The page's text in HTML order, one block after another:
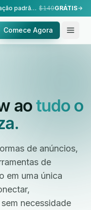
Configuração feita para você — configuração padrão, realizada pela nossa equipe. $149GRÁTIS
Comece Agora
aotudo o
de anúncios,
de
em uma única
necessidade